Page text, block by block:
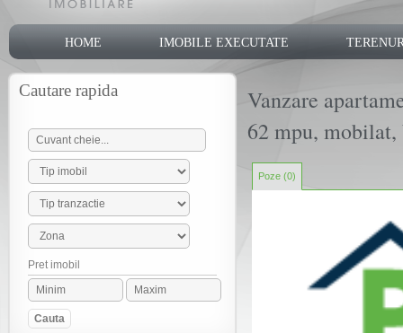
HOME IMOBILE EXECUTATE
ADAUGA OFERTA
Cautare rapida
Pret imobil
Vanzare
62 mpu,
Poze (0)